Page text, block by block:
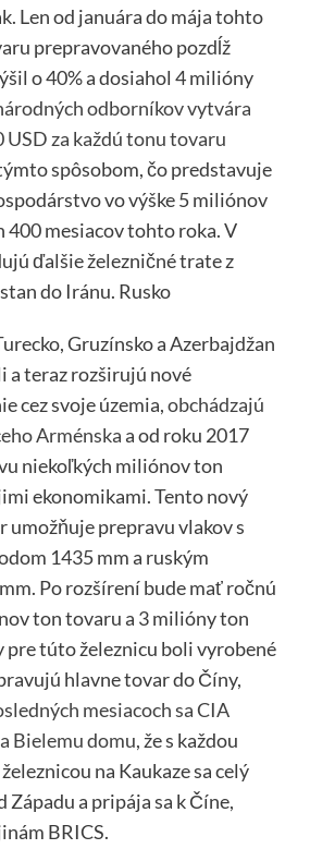
Len od januára do mája tohto
prepravovaného pozdĺž
o 40% a dosiahol 4 milióny
odborníkov vytvára
USD za každú tonu tovaru
spôsobom, čo predstavuje
vo výške 5 miliónov
400 mesiacov tohto roka. V
ďalšie železničné trate z
do Iránu. Rusko
Gruzínsko a Azerbajdžan
a teraz rozširujú nové
cez svoje územia,obchádzajú
Arménskaa od roku 2017
niekoľkých miliónov ton
ekonomikami. Tento nový
umožňuje prepravu vlakov s
1435 mm a ruským
Po rozšírení bude mať ročnú
ton tovaru a 3 milióny ton
pre túto železnicu boli vyrobené
hlavne tovar do Číny,
mesiacoch sa CIA
Bielemu domu, že s každou
na Kaukaze sa celý
Západu a pripája sa k Číne,
BRICS.